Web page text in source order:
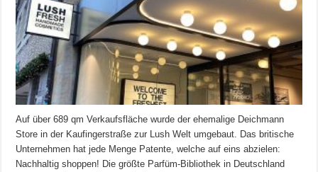
Auf über 689 qm Verkaufsfläche wurde der ehemalige Deichmann
Store in der Kaufingerstraße zur Lush Welt umgebaut. Das britische
Unternehmen hat jede Menge Patente, welche auf eins abzielen:
Nachhaltig shoppen! Die größte Parfüm-Bibliothek in Deutschland